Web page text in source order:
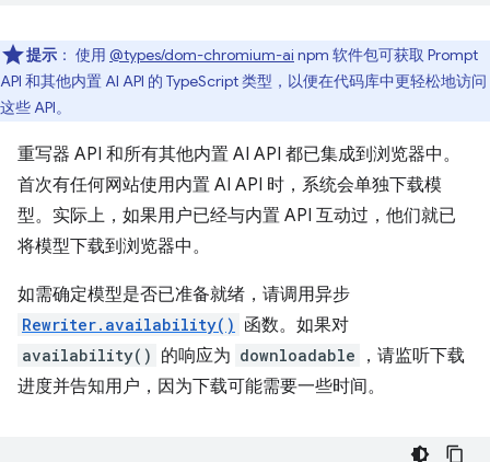
提示 ： 使用 @types/dom-chromium-ai npm 软件包可获取 Prompt
API 和其他内置 AI API 的 TypeScript 类型，以便在代码库中更轻松地访问
这些 API。
重写器 API 和所有其他内置 AI API 都已集成到浏览器中。
首次有任何网站使用内置 AI API 时，系统会单独下载模
型。实际上，如果用户已经与内置 API 互动过，他们就已
将模型下载到浏览器中。
如需确定模型是否已准备就绪，请调用异步
Rewriter.availability() 函数。如果对
availability() 的响应为 downloadable
，请监听下载
进度并告知用户，因为下载可能需要一些时间。